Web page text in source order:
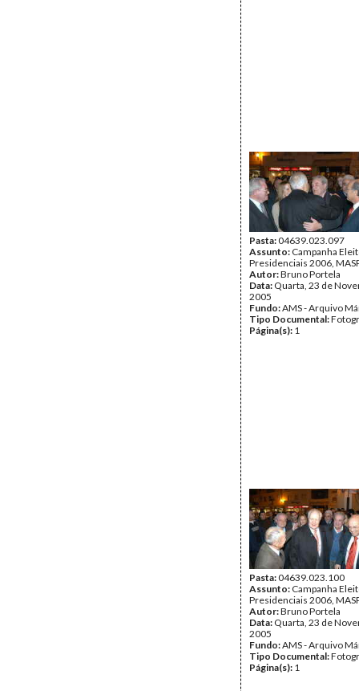
Pasta:04639.023.097
Assunto: Campanha
Presidenciais 2006,
Autor:Bruno Portela
Data: Quarta, 23 de
2005
Fundo:AMS - Arquivo
Tipo Documental:
Página(s): 1
Pasta:04639.023.100
Assunto: Campanha
Presidenciais 2006,
Autor:Bruno Portela
Data: Quarta, 23 de
2005
Fundo:AMS - Arquivo
Tipo Documental:
Página(s): 1